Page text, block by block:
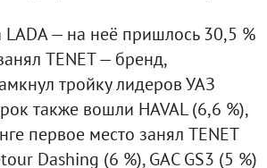
— на неё пришлось 30,5 %
TENET — бренд,
тройку лидеров УАЗ
также вошли HAVAL (6,6 %),
первое место занял TENET
Dashing (6 %), GAC GS3 (5 %)